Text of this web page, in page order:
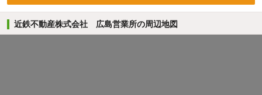
近鉄不動産株式会社 広島営業所の周辺地図